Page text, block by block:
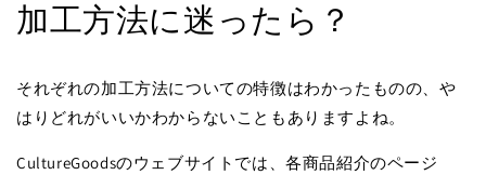
加工方法に迷ったら？
それぞれの加工方法についての特徴はわかったものの、や
はりどれがいいかわからないこともありますよね。
CultureGoodsのウェブサイトでは、各商品紹介のページ